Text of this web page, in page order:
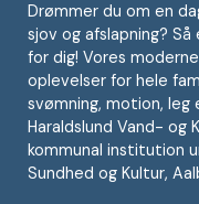
Drømmer du om en
sjov og afslapning?
for dig! Vores
oplevelser for hele
svømning, motion, leg
Haraldslund Vand- og
kommunal institution
Sundhed og Kultur,